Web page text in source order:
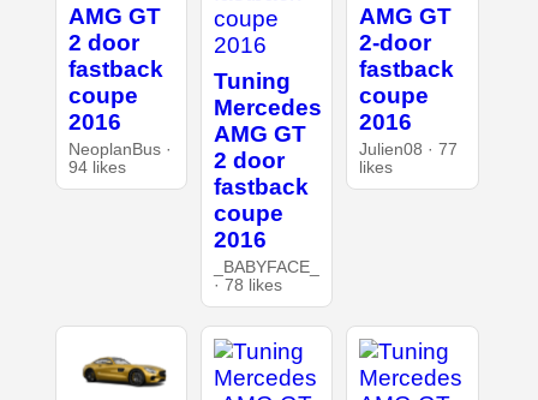
AMG GT
2 door
fastback
coupe
2016
NeoplanBus ·
94 likes
Tuning
Mercedes
AMG GT
2 door
fastback
coupe
2016
_BABYFACE_
· 78 likes
AMG GT
2-door
fastback
coupe
2016
Julien08 · 77
likes